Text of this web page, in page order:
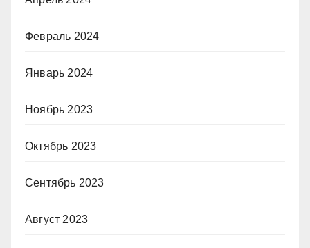
Февраль 2024
Январь 2024
Ноябрь 2023
Октябрь 2023
Сентябрь 2023
Август 2023